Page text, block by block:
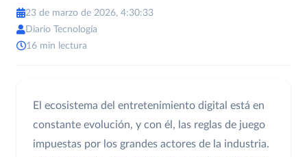
23 de marzo de 2026, 4:30:33
Diario Tecnología
16 min lectura
El ecosistema del entretenimiento digital está en
constante evolución, y con él, las reglas de juego
impuestas por los grandes actores de la industria.